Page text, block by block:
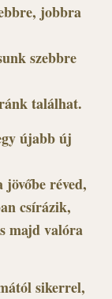
jobbra
szebbre
találhat.
újabb új
jövőbe réved,
csírázik,
majd valóra
sikerrel,